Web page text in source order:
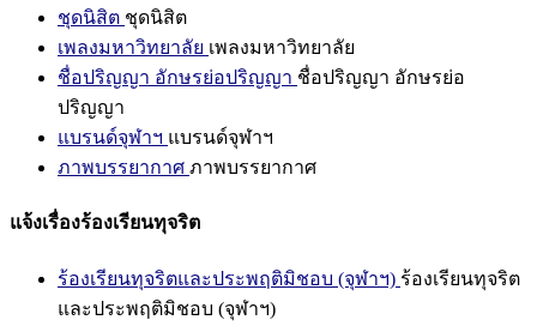
ชุดนิสิต ชุดนิสิต
เพลงมหาวิทยาลัย เพลงมหาวิทยาลัย
ชื่อปริญญา อักษรย่อปริญญา ชื่อปริญญา อักษรย่อ
ปริญญา
แบรนด์จุฬาฯ แบรนด์จุฬาฯ
ภาพบรรยากาศ ภาพบรรยากาศ
แจ้งเรื่องร้องเรียนทุจริต
ร้องเรียนทุจริตและประพฤติมิชอบ (จุฬาฯ) ร้องเรียนทุจริต
และประพฤติมิชอบ (จุฬาฯ)